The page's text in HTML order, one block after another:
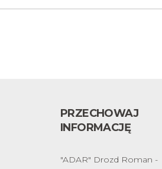
PRZECHOWAJ
INFORMACJĘ
"ADAR" Drozd Roman -